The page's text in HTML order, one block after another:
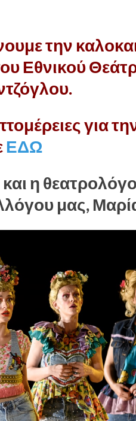
την
Εθνικού
για
ΕΔΩ
η
μας,